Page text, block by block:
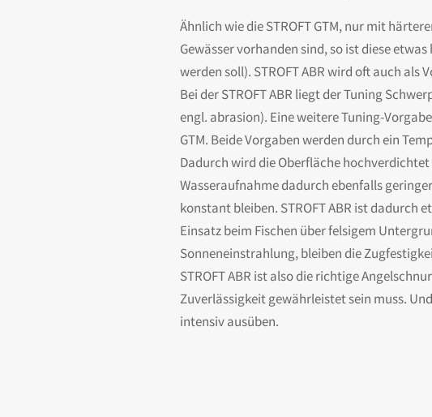
Ähnlich wie die STROFT GTM, nur mit
Gewässer vorhanden sind, so ist diese
werden soll). STROFT ABR wird oft auch
Bei der STROFT ABR liegt der Tuning
engl. abrasion). Eine weitere Tuning-
GTM. Beide Vorgaben werden durch ein
Dadurch wird die Oberfläche
Wasseraufnahme dadurch ebenfalls
konstant bleiben. STROFT ABR ist
Einsatz beim Fischen über felsigem
Sonneneinstrahlung, bleiben die
STROFT ABR ist also die richtige
Zuverlässigkeit gewährleistet sein muss.
intensiv ausüben.